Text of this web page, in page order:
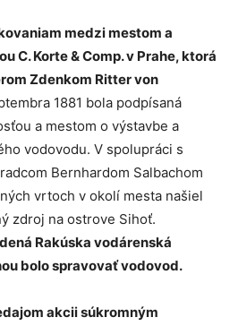
medzi mestom a
C. Korte & Comp. v Prahe, ktorá
Zdenkom Ritter von
1881 bola podpísaná
a mestom o výstavbe a
vodovodu. V spolupráci s
Bernhardom Salbachom
vrtoch v okolí mesta našiel
zdroj na ostrove Sihoť.
Rakúska vodárenská
bolo spravovať vodovod.
akcii súkromným